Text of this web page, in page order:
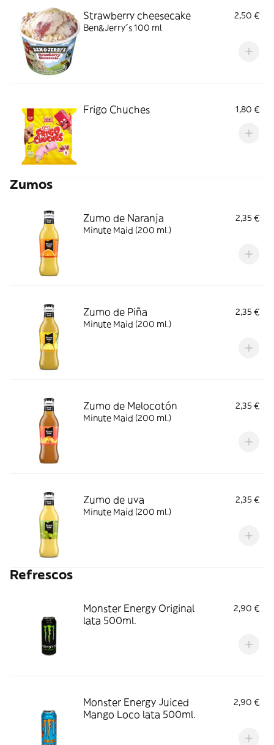
Strawberry cheesecake
2,50 €
Ben&Jerry´s 100 ml
Frigo Chuches 1,80 €
Zumos
Zumo de Naranja
2,35 €
Minute Maid (200 ml.)
Zumo de Piña
2,35 €
Minute Maid (200 ml.)
Zumo de Melocotón
2,35 €
Minute Maid (200 ml.)
Zumo de uva
2,35 €
Minute Maid (200 ml.)
Refrescos
Monster Energy Original
lata 500ml.
2,90 €
Monster Energy Juiced
Mango Loco lata 500ml.
2,90 €